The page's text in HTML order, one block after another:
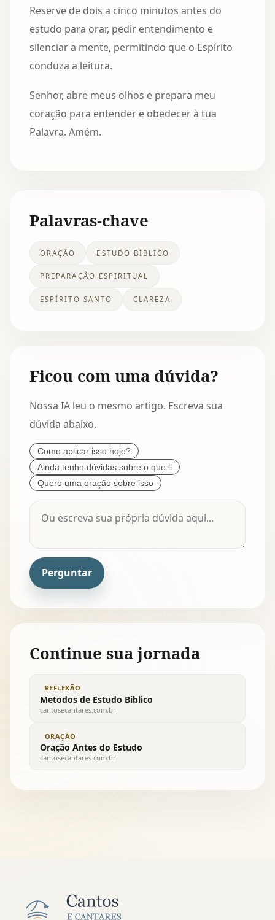
Reserve de dois a cinco minutos antes do
estudo para orar, pedir entendimento e
silenciar a mente, permitindo que o Espírito
conduza a leitura.
Senhor, abre meus olhos e prepara meu
coração para entender e obedecer à tua
Palavra. Amém.
Palavras-chave
ORAÇÃO ESTUDO BÍBLICO
PREPARAÇÃO ESPIRITUAL
ESPÍRITO SANTO CLAREZA
Ficou com uma dúvida?
Nossa IA leu o mesmo artigo. Escreva sua
dúvida abaixo.
Como aplicar isso hoje?
Ainda tenho dúvidas sobre o que li
Quero uma oração sobre isso
Perguntar
Continue sua jornada
REFLEXÃO
Metodos de Estudo Biblico
cantosecantares.com.br
ORAÇÃO
Oração Antes do Estudo
cantosecantares.com.br